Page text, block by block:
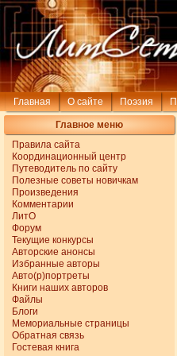
Главная О сайте Поэзия
Главное меню
Правила сайта
Координационный центр
Путеводитель по сайту
Полезные советы новичкам
Произведения
Комментарии
ЛитО
Форум
Текущие конкурсы
Авторские анонсы
Избранные авторы
Авто(р)портреты
Книги наших авторов
Файлы
Блоги
Мемориальные страницы
Обратная связь
Гостевая книга